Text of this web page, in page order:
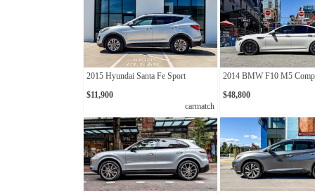
2015 Hyundai Santa Fe Sport
$11,900
carmatch
2014 BMW F10 M5
$48,800